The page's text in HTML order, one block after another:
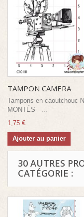
TAMPON CAMERA
Tampons en caoutchouc
MONTÉS -...
1,75 €
Ajouter au panier
30 AUTRES
CATÉGORIE :